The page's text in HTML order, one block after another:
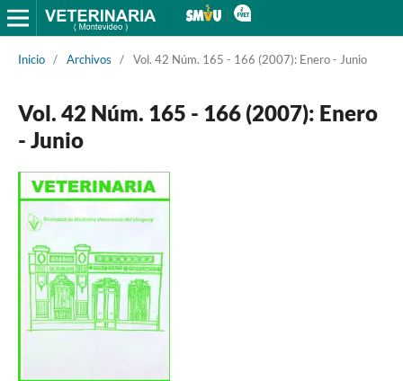
Inicio / Archivos / Vol. 42 Núm. 165 - 166 (2007): Enero - Junio
Vol. 42 Núm. 165 - 166 (2007): Enero
- Junio